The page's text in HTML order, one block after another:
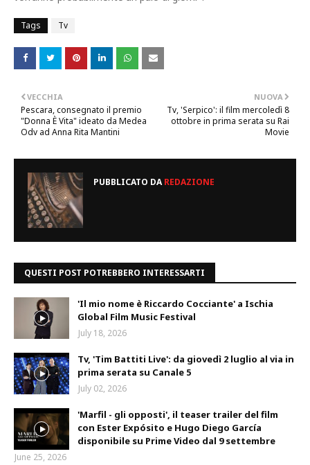
Tags Tv
NUOVA
Tv, 'Serpico': il film mercoledì 8
ottobre in prima serata su Rai
Movie
VECCHIA
Pescara, consegnato il premio
"Donna È Vita" ideato da Medea
Odv ad Anna Rita Mantini
PUBBLICATO DAREDAZIONE
QUESTI POST POTREBBERO INTERESSARTI
'Il mio nome è Riccardo Cocciante' a Ischia
Global Film Music Festival
July 18, 2026
Tv, 'Tim Battiti Live': da giovedì 2 luglio al via in
prima serata su Canale 5
July 02, 2026
'Marfil - gli opposti', il teaser trailer del film
con Ester Expósito e Hugo Diego García
disponibile su Prime Video dal 9 settembre
June 25, 2026